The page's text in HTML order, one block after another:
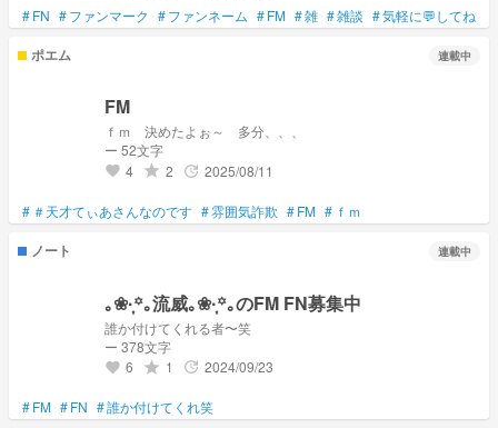
#FN #ファンマーク #ファンネーム #FM #雑 #雑談 #気軽に💬してね
ポエム 連載中
FM
ｆｍ 決めたよぉ～ 多分、、、
ー 52文字
favorite 4 grade 2 update 2025/08/11
# ＃天才てぃあさんなのです #雰囲気詐欺 #FM # ｆｍ
ノート 連載中
｡❀·̩͙꙳｡流威｡❀·̩͙꙳｡のFM FN募集中
誰か付けてくれる者〜笑
ー 378文字
favorite 6 grade 1 update 2024/09/23
#FM #FN #誰か付けてくれ笑